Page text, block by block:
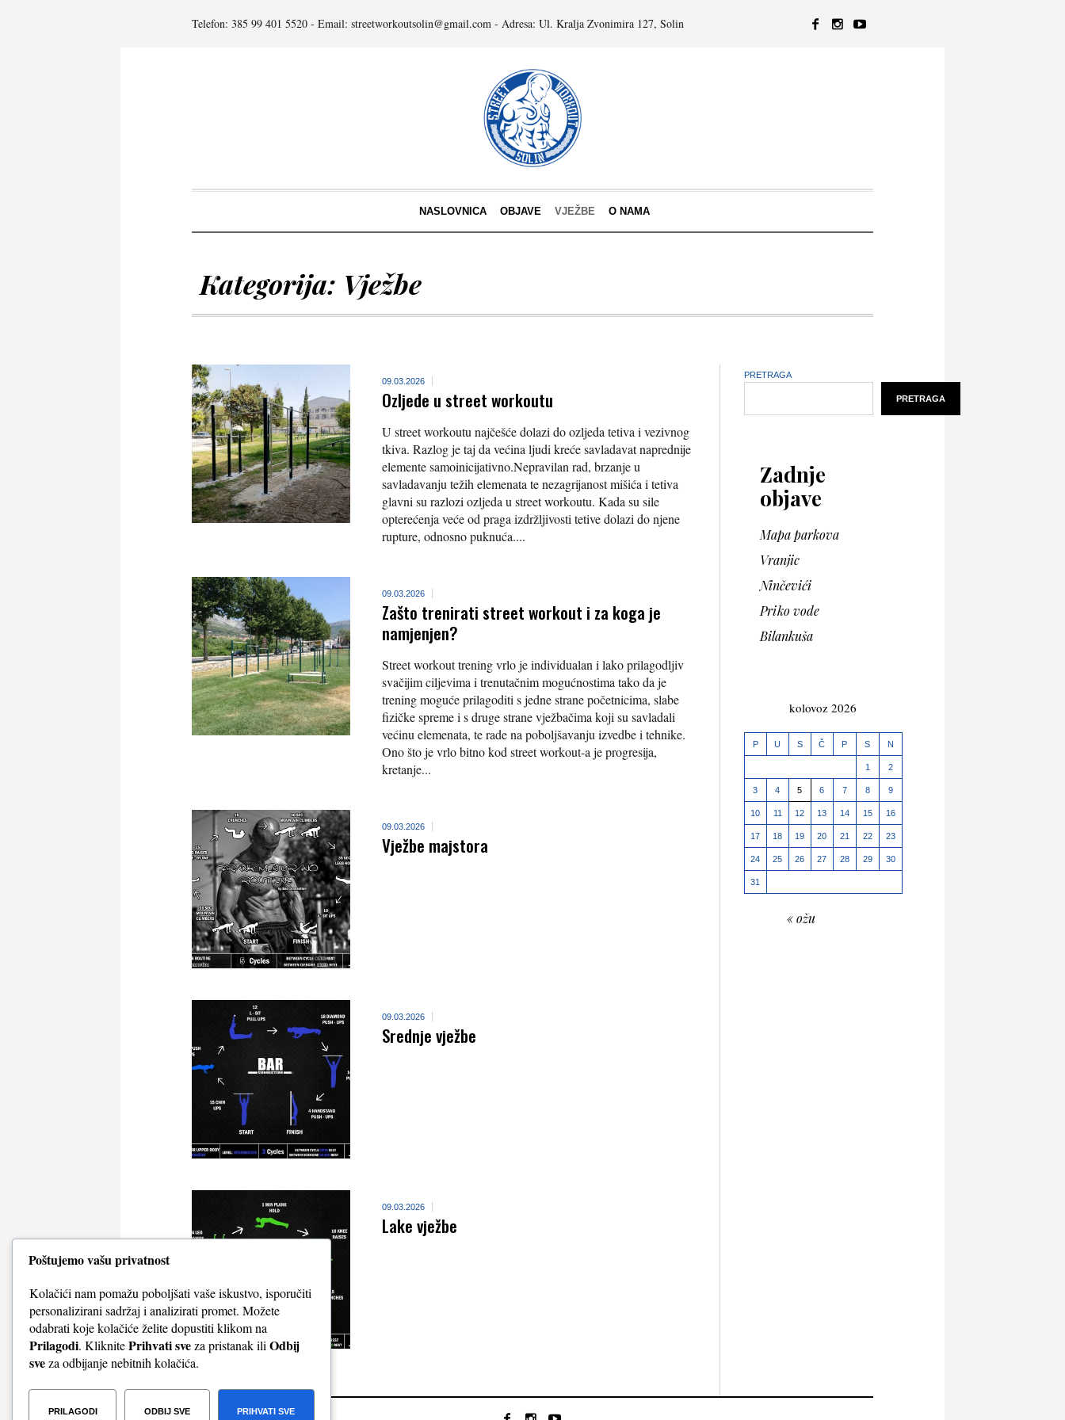
Telefon: 385 99 401 5520 - Email: streetworkoutsolin@gmail.com - Adresa: Ul. Kralja Zvonimira 127, Solin
NASLOVNICA OBJAVE VJEŽBE O NAMA
Kategorija: Vježbe
09.03.2026
Ozljede u street workoutu
U street workoutu najčešće dolazi do ozljeda tetiva i vezivnog
tkiva. Razlog je taj da većina ljudi kreće savladavat naprednije
elemente samoinicijativno.Nepravilan rad, brzanje u
savladavanju težih elemenata te nezagrijanost mišića i tetiva
glavni su razlozi ozljeda u street workoutu. Kada su sile
opterećenja veće od praga izdržljivosti tetive dolazi do njene
rupture, odnosno puknuća....
09.03.2026
Zašto trenirati street workout i za koga je
namjenjen?
Street workout trening vrlo je individualan i lako prilagodljiv
svačijim ciljevima i trenutačnim mogućnostima tako da je
trening moguće prilagoditi s jedne strane početnicima, slabe
fizičke spreme i s druge strane vježbačima koji su savladali
većinu elemenata, te rade na poboljšavanju izvedbe i tehnike.
Ono što je vrlo bitno kod street workout-a je progresija,
kretanje...
09.03.2026
Vježbe majstora
09.03.2026
Srednje vježbe
09.03.2026
Lake vježbe
PRETRAGA
PRETRAGA
Zadnje
objave
Mapa parkova
Vranjic
Ninčevići
Priko vode
Bilankuša
kolovoz 2026
P U S Č P S N
1 2
3 4 5 6 7 8 9
10 11 12 13 14 15 16
17 18 19 20 21 22 23
24 25 26 27 28 29 30
31
« ožu
Poštujemo vašu privatnost
Kolačići nam pomažu poboljšati vaše iskustvo, isporučiti
personalizirani sadržaj i analizirati promet. Možete
odabrati koje kolačiće želite dopustiti klikom na
Prilagodi. KliknitePrihvati sveza pristanak iliOdbij
sveza odbijanje nebitnih kolačića.
PRILAGODI ODBIJ SVE PRIHVATI SVE